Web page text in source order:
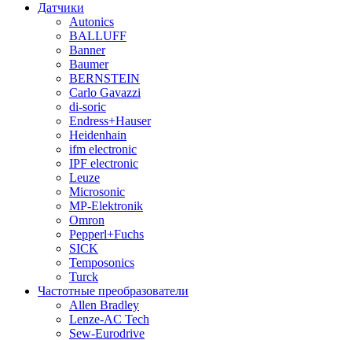
Датчики
Autonics
BALLUFF
Banner
Baumer
BERNSTEIN
Carlo Gavazzi
di-soric
Endress+Hauser
Heidenhain
ifm electronic
IPF electronic
Leuze
Microsonic
MP-Elektronik
Omron
Pepperl+Fuchs
SICK
Temposonics
Turck
Частотные преобразователи
Allen Bradley
Lenze-AC Tech
Sew-Eurodrive